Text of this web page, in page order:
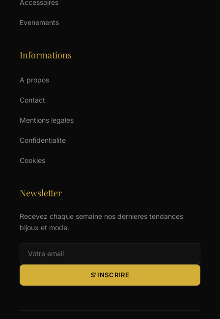
Accessoires
Evenements
Informations
A propos
Contact
Mentions legales
Confidentialite
Cookies
Newsletter
Recevez chaque semaine nos dernieres tendances
bijoux et mode.
S'INSCRIRE